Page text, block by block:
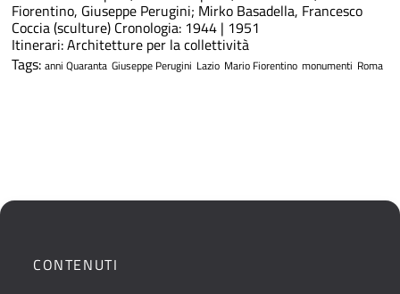
Fiorentino, Giuseppe Perugini; Mirko Basadella, Francesco
Coccia (sculture) Cronologia: 1944 | 1951
Itinerari: Architetture per la collettività
Tags: anni Quaranta Giuseppe Perugini Lazio Mario Fiorentino monumenti Roma
CONTENUTI